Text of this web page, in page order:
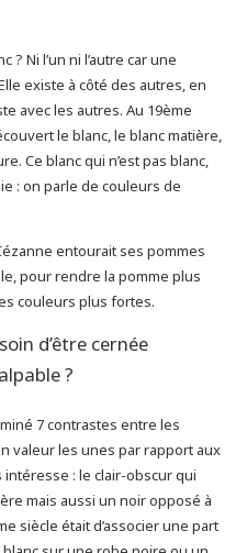
Ni l’un ni l’autre car une
existe à côté des autres, en
avec les autres. Au 19ème
le blanc, le blanc matière,
Ce blanc qui n’est pas blanc,
: on parle de couleurs de
entourait ses pommes
pour rendre la pomme plus
couleurs plus fortes.
d’être cernée
?
7 contrastes entre les
valeur les unes par rapport aux
intéresse : le clair-obscur qui
mais aussi un noir opposé à
siècle était d’associer une part